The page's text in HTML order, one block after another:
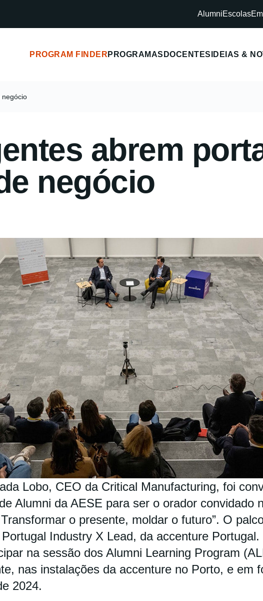
AlumniEscolas
PROGRAM FINDER PROGRAMAS DOCENTES IDEIAS &
negócio
abrem
negócio
Lobo, CEO da Critical Manufacturing, foi
Alumni da AESE para ser o orador convidado
o presente, moldar o futuro”. O
Industry X Lead, da accenture
na sessão dos Alumni Learning Program
nas instalações da accenture no Porto, e em
2024.